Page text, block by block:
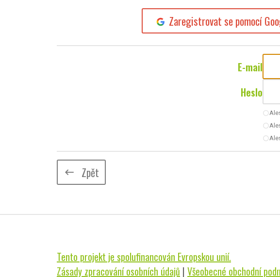
Zaregistrovat se pomocí
E-mail
Heslo
radio_button_unchecked
radio_button_unchecked
radio_button_unchecked
keyboard_backspace Zpět
Tento projekt je spolufinancován Evropskou unií.
Zásady zpracování osobních údajů | Všeobecné obchodní